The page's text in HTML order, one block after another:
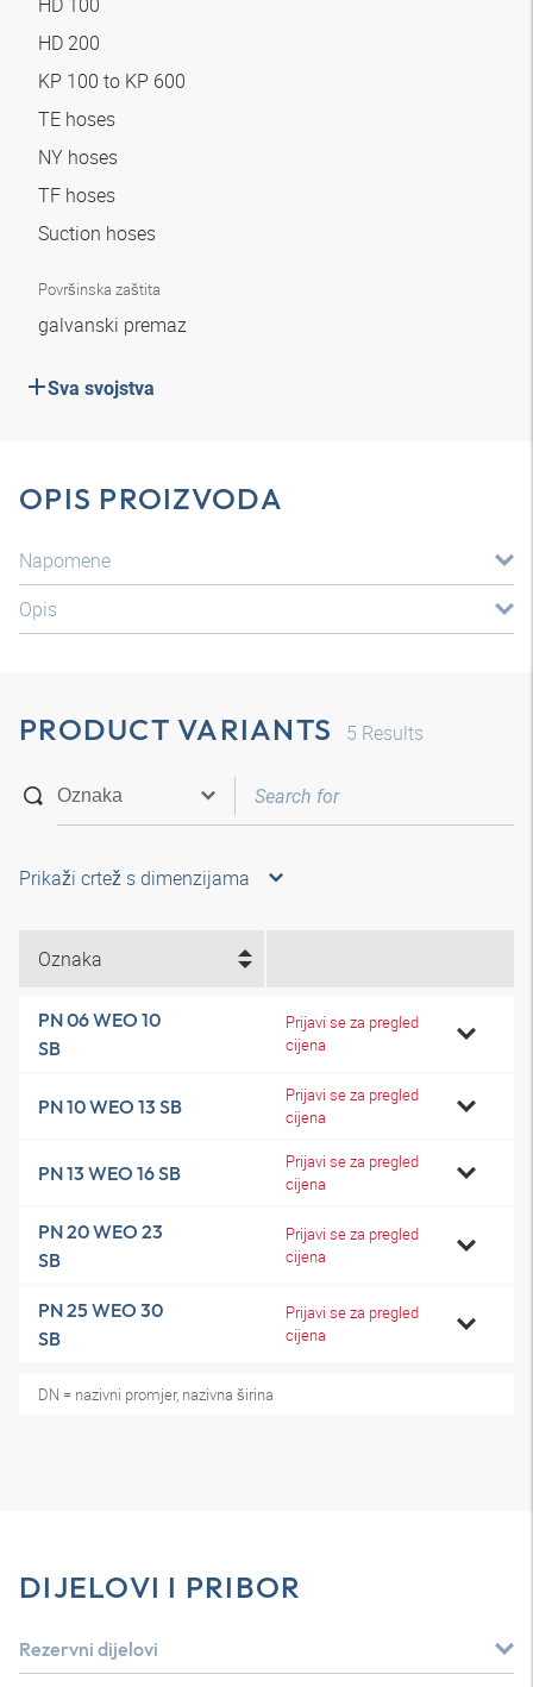
HD 200
KP 100 to KP 600
TE hoses
NY hoses
TF hoses
Suction hoses
Površinska zaštita
galvanski premaz
Sva svojstva
OPIS PROIZVODA
Napomene
Opis
PRODUCT VARIANTS 5 Results
Prikaži crtež s dimenzijama
Oznaka
PN 06 WEO 10
SB
Prijavi se za pregled
cijena
PN 10 WEO 13 SB
Prijavi se za pregled
cijena
PN 13 WEO 16 SB
Prijavi se za pregled
cijena
PN 20 WEO 23
SB
Prijavi se za pregled
cijena
PN 25 WEO 30
SB
Prijavi se za pregled
cijena
DN = nazivni promjer, nazivna širina
DIJELOVI I PRIBOR
Rezervni dijelovi